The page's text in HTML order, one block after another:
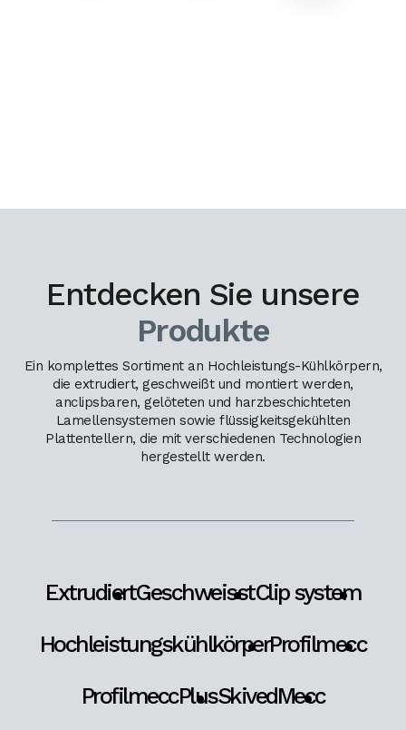
Entdecken Sie unsere
Produkte
Ein komplettes Sortiment an Hochleistungs-Kühlkörpern,
die extrudiert, geschweißt und montiert werden,
anclipsbaren, gelöteten und harzbeschichteten
Lamellensystemen sowie flüssigkeitsgekühlten
Plattentellern, die mit verschiedenen Technologien
hergestellt werden.
ExtrudiertGeschweisstClip system
HochleistungskühlkörperProfilmecc
ProfilmeccPlusSkivedMecc